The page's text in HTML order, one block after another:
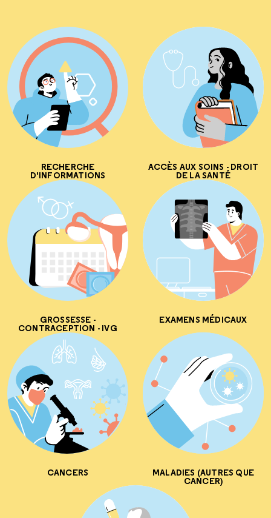
RECHERCHE
D'INFORMATIONS
ACCÈS AUX SOINS - DROIT
DE LA SANTÉ
GROSSESSE -
CONTRACEPTION - IVG
EXAMENS MÉDICAUX
CANCERS MALADIES (AUTRES QUE
CANCER)